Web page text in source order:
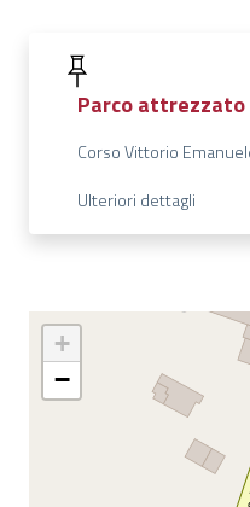
Parco attrezzato
Corso Vittorio
Ulteriori dettagli
+
−